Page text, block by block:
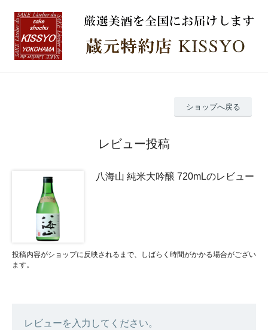
ショップへ戻る
レビュー投稿
八海山 純米大吟醸 720mLのレビュー
投稿内容がショップに反映されるまで、しばらく時間がかかる場合がござい
ます。
レビューを入力してください。